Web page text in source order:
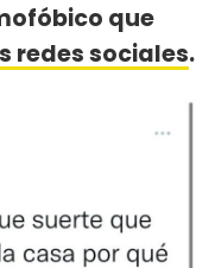
que
redes sociales.